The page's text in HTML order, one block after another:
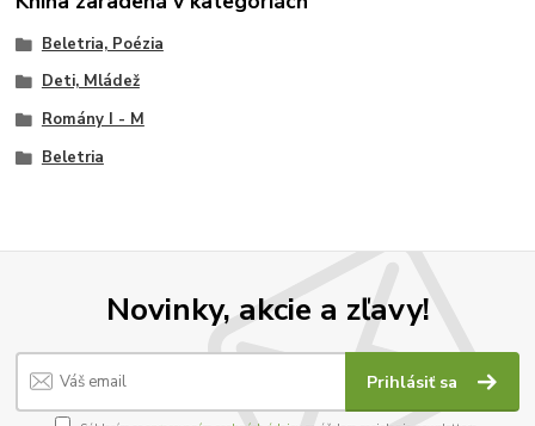
Beletria, Poézia
Deti, Mládež
Romány I - M
Beletria
Novinky, akcie a zľavy!
Prihlásiť sa